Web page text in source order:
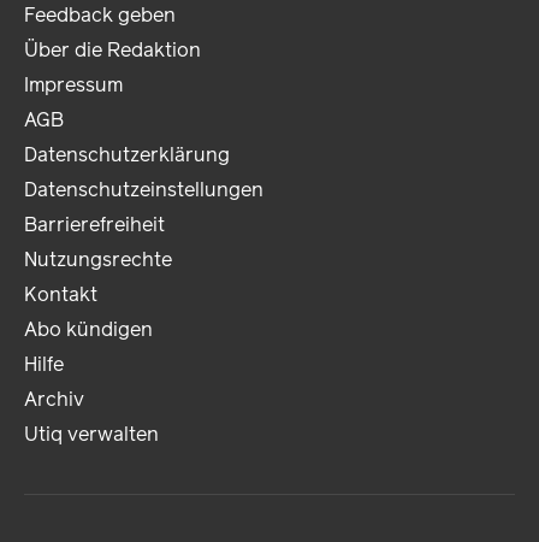
Feedback geben
Über die Redaktion
Impressum
AGB
Datenschutzerklärung
Datenschutzeinstellungen
Barrierefreiheit
Nutzungsrechte
Kontakt
Abo kündigen
Hilfe
Archiv
Utiq verwalten